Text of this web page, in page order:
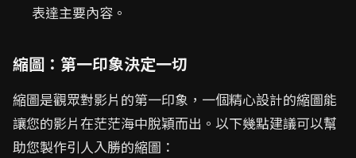
表達主要內容。
縮圖：第一印象決定一切
縮圖是觀眾對影片的第一印象，一個精心設計的縮圖能
讓您的影片在茫茫海中脫穎而出。以下幾點建議可以幫
助您製作引人入勝的縮圖：